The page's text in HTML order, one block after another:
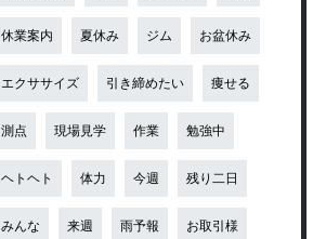
休業案内 夏休み ジム お盆休み
エクササイズ 引き締めたい 痩せる
測点 現場見学 作業 勉強中
ヘトヘト 体力 今週 残り二日
みんな 来週 雨予報 お取引様